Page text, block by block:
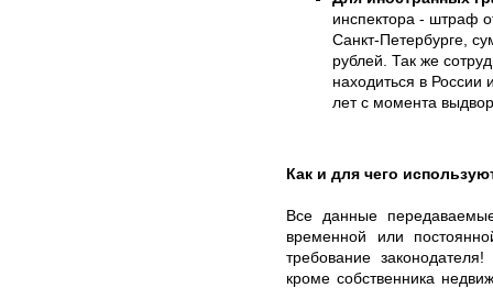
инспектора - штраф
Санкт-Петербурге,
рублей. Так же
находиться в России
лет с момента
Как и для чего
Все данные
временной или
требование
кроме собственника